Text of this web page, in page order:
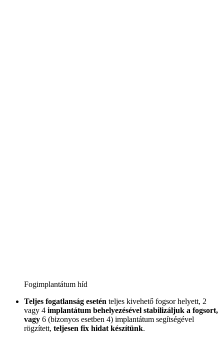
Fogimplantátum híd
Teljes fogatlanság esetén teljes kivehető fogsor helyett, 2
vagy 4 implantátum behelyezésével stabilizáljuk a fogsort,
vagy 6 (bizonyos esetben 4) implantátum segítségével
rögzített, teljesen fix hidat készítünk.